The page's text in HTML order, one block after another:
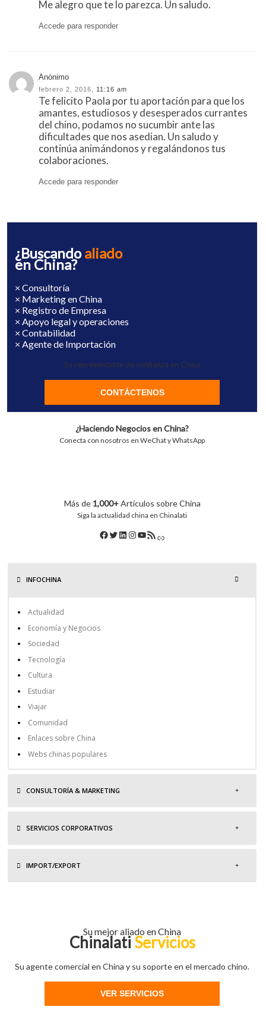
Me alegro que te lo parezca. Un saludo.
Accede para responder
Anónimo
febrero 2, 2016, 11:16 am
Te felicito Paola por tu aportación para que los
amantes, estudiosos y desesperados currantes
del chino, podamos no sucumbir ante las
dificultades que nos asedian. Un saludo y
continúa animándonos y regalándonos tus
colaboraciones.
Accede para responder
¿Buscandoaliado
en China?
× Consultoría
× Marketing en China
× Registro de Empresa
× Apoyo legal y operaciones
× Contabilidad
× Agente de Importación
Su representante de confianza en China
CONTÁCTENOS
¿Haciendo Negocios en China?
Conecta con nosotros en WeChat y WhatsApp
Más de 1,000+Artículos sobre China
Siga la actualidad china en Chinalati
INFOCHINA
Actualidad
Economía y Negocios
Sociedad
Tecnología
Cultura
Estudiar
Viajar
Comunidad
Enlaces sobre China
Webs chinas populares
CONSULTORÍA & MARKETING
SERVICIOS CORPORATIVOS
IMPORT/EXPORT
Su mejor aliado en China
Chinalati Servicios
Su agente comercial en China y su soporte en el mercado chino.
VER SERVICIOS